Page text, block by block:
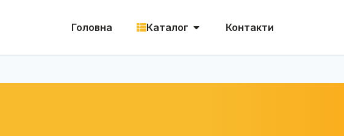
Головна Каталог Контакти